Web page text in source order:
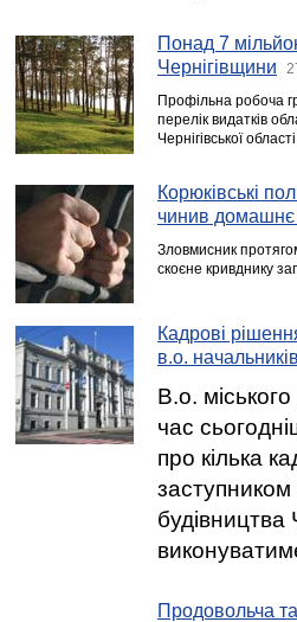
Понад 7
Чернігівщини
Профільна робоча
перелік видатків
Чернігівської
Корюківські
чинив домашнє
Зловмисник
скоєне кривднику
Кадрові
в.о.
В.о.
час
про кілька
заступником
будівництва
Продовольча